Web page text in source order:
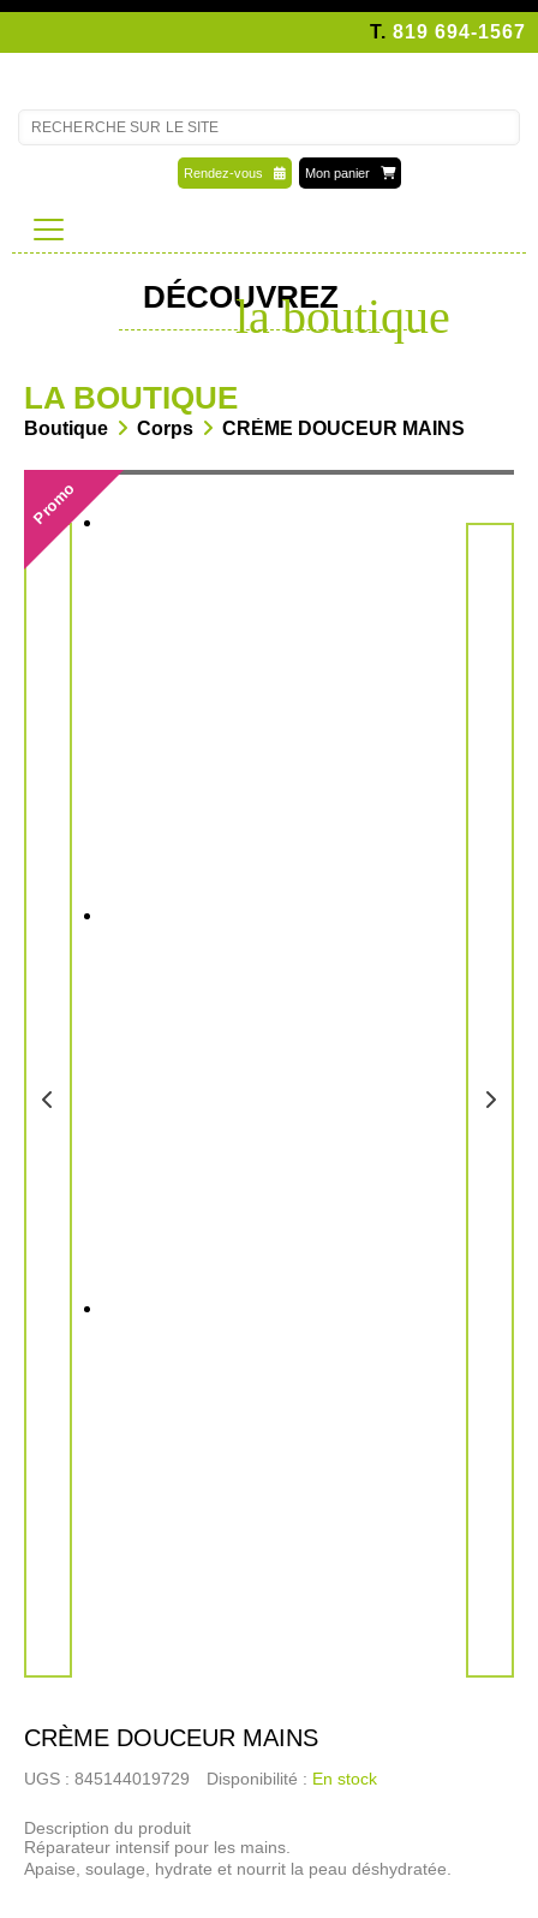
T. 819 694-1567
Rendez-vous Mon panier
DÉCOUVREZ
la boutique
LA BOUTIQUE
Boutique Corps CRÈME DOUCEUR MAINS
Promo
CRÈME DOUCEUR MAINS
UGS : 845144019729 Disponibilité : En stock
Description du produit
Réparateur intensif pour les mains.
Apaise, soulage, hydrate et nourrit la peau déshydratée.